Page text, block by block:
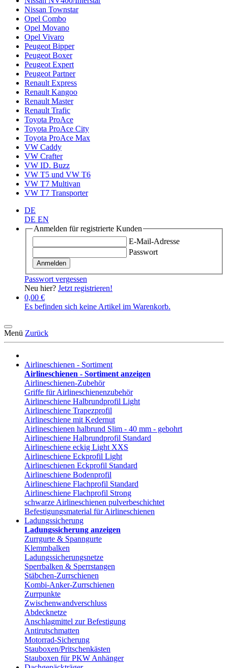
Nissan Townstar
Opel Combo
Opel Movano
Opel Vivaro
Peugeot Bipper
Peugeot Boxer
Peugeot Expert
Peugeot Partner
Renault Express
Renault Kangoo
Renault Master
Renault Trafic
Toyota ProAce
Toyota ProAce City
Toyota ProAce Max
VW Caddy
VW Crafter
VW ID. Buzz
VW T5 und VW T6
VW T7 Multivan
VW T7 Transporter
DE
DE EN
Anmelden für registrierte Kunden
E-Mail-Adresse
Passwort
Anmelden
Passwort vergessen
Neu hier? Jetzt registrieren!
0,00 €
Es befinden sich keine Artikel im Warenkorb.
Menü Zurück
Airlineschienen - Sortiment
Airlineschienen - Sortiment anzeigen
Airlineschienen-Zubehör
Griffe für Airlineschienenzubehör
Airlineschiene Halbrundprofil Light
Airlineschiene Trapezprofil
Airlineschiene mit Kedernut
Airlineschienen halbrund Slim - 40 mm - gebohrt
Airlineschiene Halbrundprofil Standard
Airlineschiene eckig Light XXS
Airlineschiene Eckprofil Light
Airlineschienen Eckprofil Standard
Airlineschiene Bodenprofil
Airlineschiene Flachprofil Standard
Airlineschiene Flachprofil Strong
schwarze Airlineschienen pulverbeschichtet
Befestigungsmaterial für Airlineschienen
Ladungssicherung
Ladungssicherung anzeigen
Zurrgurte & Spanngurte
Klemmbalken
Ladungssicherungsnetze
Sperrbalken & Sperrstangen
Stäbchen-Zurrschienen
Kombi-Anker-Zurrschienen
Zurrpunkte
Zwischenwandverschluss
Abdecknetze
Anschlagmittel zur Befestigung
Antirutschmatten
Motorrad-Sicherung
Stauboxen/Pritschenkästen
Stauboxen für PKW Anhänger